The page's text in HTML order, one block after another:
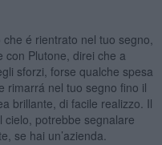
é rientrato nel tuo segno,
con Plutone, direi che a
sforzi, forse qualche spesa
rimarrá nel tuo segno fino il
brillante, di facile realizzo. Il
cielo, potrebbe segnalare
se hai un’azienda.